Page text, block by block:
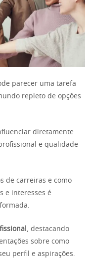
parecer uma tarefa
repleto de opções
diretamente
e qualidade
de carreiras e como
e interesses é
, destacando
sobre como
perfil e aspirações.